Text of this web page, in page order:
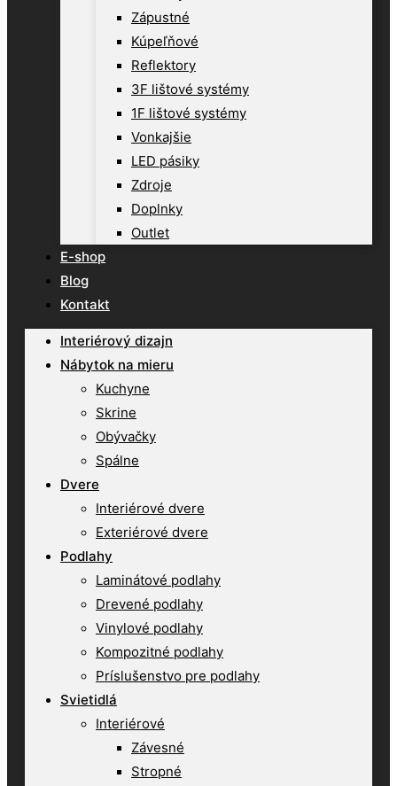
Zápustné
Kúpeľňové
Reflektory
3F lištové systémy
1F lištové systémy
Vonkajšie
LED pásiky
Zdroje
Doplnky
Outlet
E-shop
Blog
Kontakt
Interiérový dizajn
Nábytok na mieru
Kuchyne
Skrine
Obývačky
Spálne
Dvere
Interiérové dvere
Exteriérové dvere
Podlahy
Laminátové podlahy
Drevené podlahy
Vinylové podlahy
Kompozitné podlahy
Príslušenstvo pre podlahy
Svietidlá
Interiérové
Závesné
Stropné